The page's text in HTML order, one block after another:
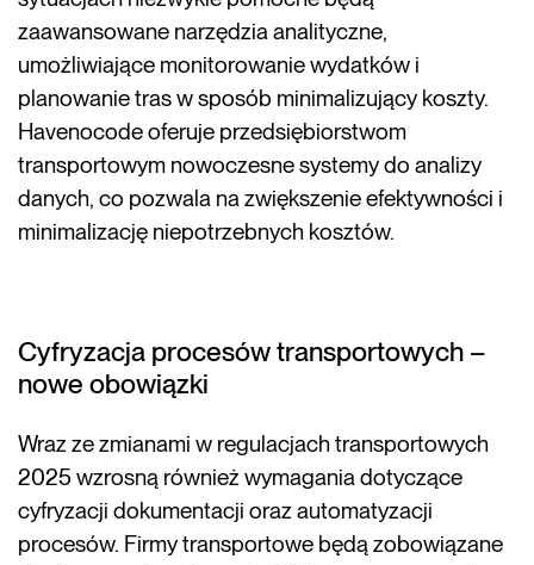
zaawansowane narzędzia analityczne,
umożliwiające monitorowanie wydatków i
planowanie tras w sposób minimalizujący koszty.
Havenocode oferuje przedsiębiorstwom
transportowym nowoczesne systemy do analizy
danych, co pozwala na zwiększenie efektywności i
minimalizację niepotrzebnych kosztów.
Cyfryzacja procesów transportowych –
nowe obowiązki
Wraz ze zmianami w regulacjach transportowych
2025 wzrosną również wymagania dotyczące
cyfryzacji dokumentacji oraz automatyzacji
procesów. Firmy transportowe będą zobowiązane